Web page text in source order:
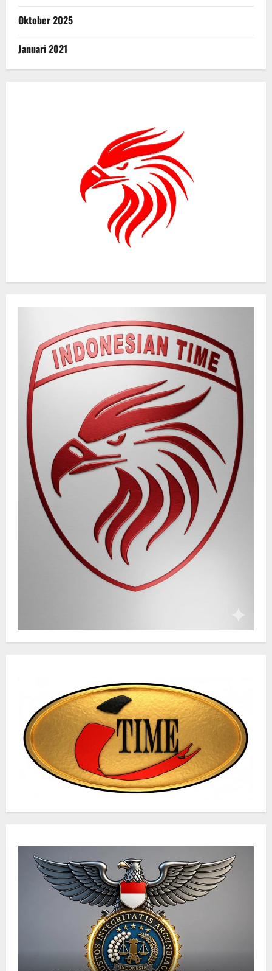
Oktober 2025
Januari 2021